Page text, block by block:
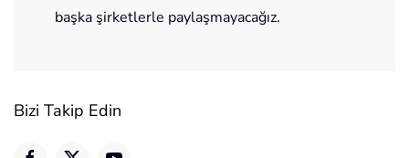
başka şirketlerle paylaşmayacağız.
Bizi Takip Edin